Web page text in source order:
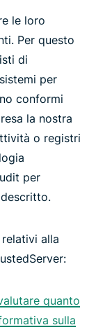
le loro
Per questo
di
per
conformi
la nostra
o registri
per
alla
quanto
sulla